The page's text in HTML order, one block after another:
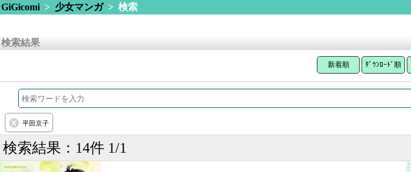
GiGicomi> 少女マンガ> 検索
検索結果
新着順 ﾀﾞｳﾝﾛｰﾄﾞ順
平田京子
検索結果：14件 1/1